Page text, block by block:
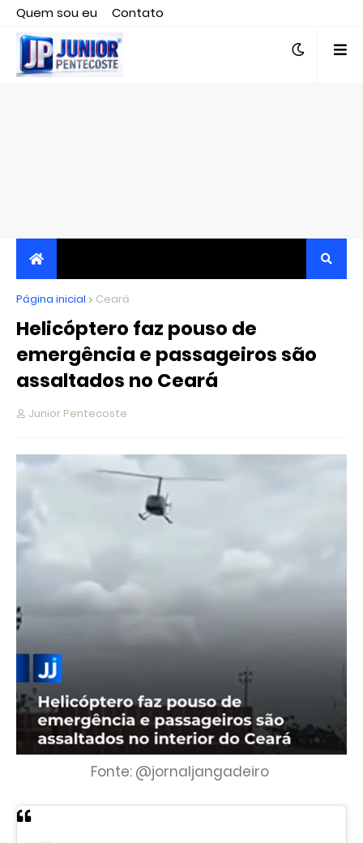
Quem sou eu
Contato
Editor responsável, jornalista Clovis Almeida.
JORNALISMO INDEPENDENTE, TRANSPARENTE E
CRÍTICO
Página inicial Ceará
Helicóptero faz pouso de
emergência e passageiros são
assaltados no Ceará
Junior Pentecoste
Fonte: @jornaljangadeiro